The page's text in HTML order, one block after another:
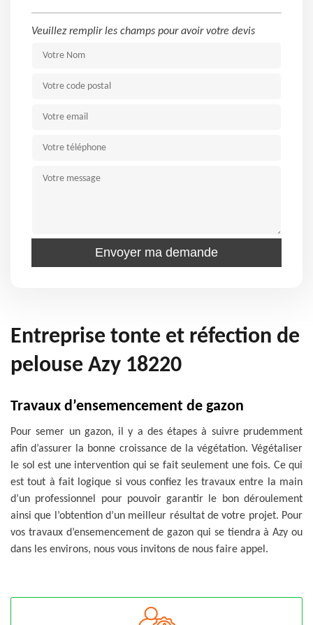
Veuillez remplir les champs pour avoir votre devis
Entreprise tonte et réfection de
pelouse Azy 18220
Travaux d’ensemencement de gazon
Pour semer un gazon, il y a des étapes à suivre prudemment
afin d’assurer la bonne croissance de la végétation. Végétaliser
le sol est une intervention qui se fait seulement une fois. Ce qui
est tout à fait logique si vous confiez les travaux entre la main
d’un professionnel pour pouvoir garantir le bon déroulement
ainsi que l’obtention d’un meilleur résultat de votre projet. Pour
vos travaux d’ensemencement de gazon qui se tiendra à Azy ou
dans les environs, nous vous invitons de nous faire appel.